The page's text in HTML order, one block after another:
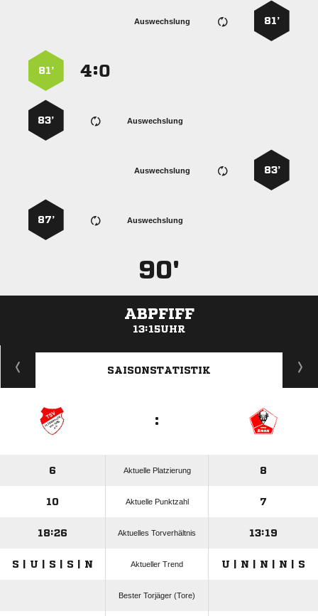
81’
Auswechslung
:
81’
Auswechslung
83’
83’
Auswechslung
Auswechslung
87’
90'
ABPFIFF
13:15UHR
ANZEIGE
SAISONSTATISTIK
:
6 Aktuelle Platzierung 8
10 Aktuelle Punktzahl 7
18:26 Aktuelles Torverhältnis 13:19
S | U | S | S | N Aktueller Trend U | N | N | N | S
Bester Torjäger (Tore)